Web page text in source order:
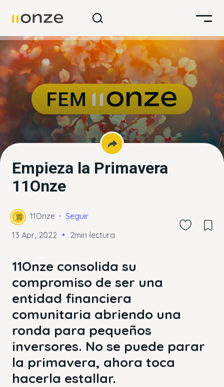
Empieza la Primavera
11Onze
11Onze
Seguir
13 Apr, 2022
2min lectura
11Onze consolida su
compromiso de ser una
entidad financiera
comunitaria abriendo una
ronda para pequeños
inversores. No se puede parar
la primavera, ahora toca
hacerla estallar.